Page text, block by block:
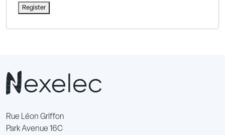
Register
Rue Léon Griffon
Park Avenue 16C